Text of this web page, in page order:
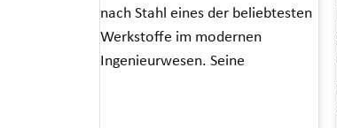
nach Stahl eines der beliebtesten
Werkstoffe im modernen
Ingenieurwesen. Seine